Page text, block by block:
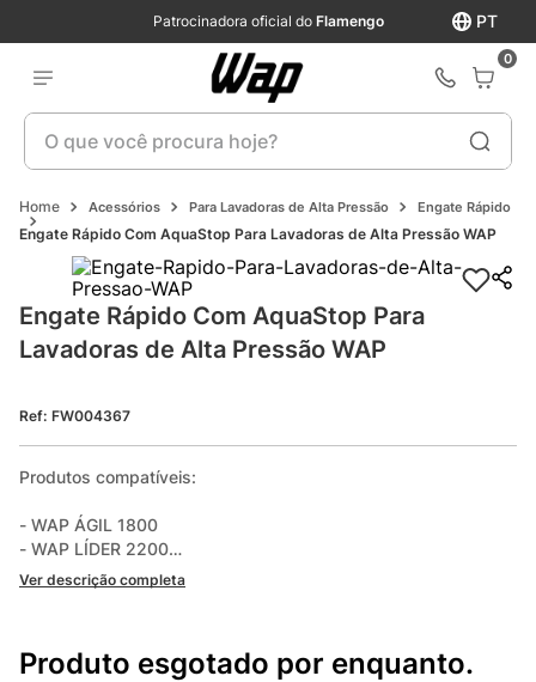
PT
Patrocinadora oficial do Flamengo
0
O que você procura hoje?
Acessórios Para Lavadoras de Alta Pressão Engate Rápido
Engate Rápido Com AquaStop Para Lavadoras de Alta Pressão WAP
Engate Rápido Com AquaStop Para
Lavadoras de Alta Pressão WAP
Ref: FW004367
Produtos compatíveis:
- WAP ÁGIL 1800
- WAP LÍDER 2200
- WAP NEW ECO WASH  2200
Ver descrição completa
Produto esgotado por enquanto.